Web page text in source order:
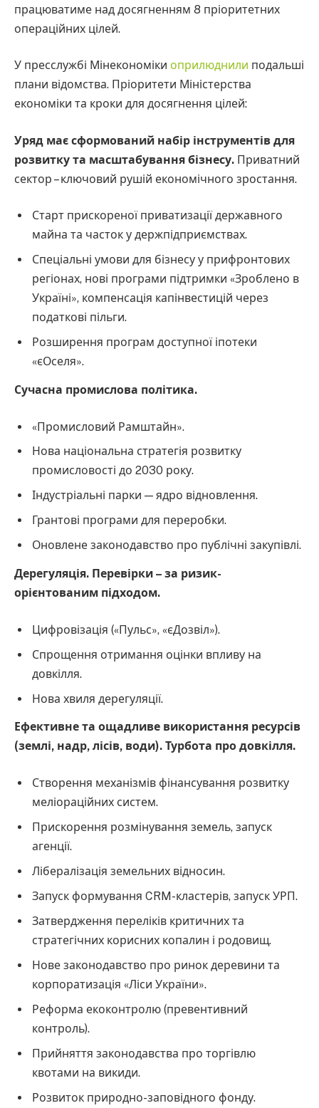
працюватиме над досягненням 8 пріоритетних
операційних цілей.
У пресслужбі Мінекономіки оприлюднили подальші
плани відомства. Пріоритети Міністерства
економіки та кроки для досягнення цілей:
Уряд має сформований набір інструментів для
розвитку та масштабування бізнесу. Приватний
сектор – ключовий рушій економічного зростання.
Старт прискореної приватизації державного
майна та часток у держпідприємствах.
Спеціальні умови для бізнесу у прифронтових
регіонах, нові програми підтримки «Зроблено в
Україні», компенсація капінвестицій через
податкові пільги.
Розширення програм доступної іпотеки
«єОселя».
Сучасна промислова політика.
«Промисловий Рамштайн».
Нова національна стратегія розвитку
промисловості до 2030 року.
Індустріальні парки — ядро відновлення.
Грантові програми для переробки.
Оновлене законодавство про публічні закупівлі.
Дерегуляція. Перевірки – за ризик-
орієнтованим підходом.
Цифровізація («Пульс», «єДозвіл»).
Спрощення отримання оцінки впливу на
довкілля.
Нова хвиля дерегуляції.
Ефективне та ощадливе використання ресурсів
(землі, надр, лісів, води). Турбота про довкілля.
Створення механізмів фінансування розвитку
меліораційних систем.
Прискорення розмінування земель, запуск
агенції.
Лібералізація земельних відносин.
Запуск формування CRM-кластерів, запуск УРП.
Затвердження переліків критичних та
стратегічних корисних копалин і родовищ.
Нове законодавство про ринок деревини та
корпоратизація «Ліси України».
Реформа екоконтролю (превентивний
контроль).
Прийняття законодавства про торгівлю
квотами на викиди.
Розвиток природно-заповідного фонду.